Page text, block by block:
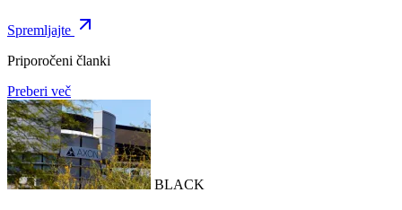
Spremljajte
Priporočeni članki
Preberi več
BLACK